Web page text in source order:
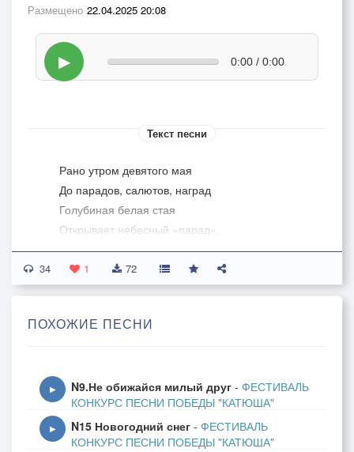
Размещено 22.04.2025 20:08
▶ 0:00 / 0:00
Текст песни
Рано утром девятого мая
До парадов, салютов, наград
Голубиная белая стая
Открывает небесный «парад».
Там встречаются воинов души,
Поднимая зари алый стяг,
О последних боях за Рейхстаг.
И правнуки отправились служить,
Десятки лет со Дня Победы пролетели,
Но мы Победой будем дорожить!
34 1 72
ПОХОЖИЕ ПЕСНИ
▶ N9.Не обижайся милый друг - ФЕСТИВАЛЬ
КОНКУРС ПЕСНИ ПОБЕДЫ "КАТЮША"
▶ N15 Новогодний снег - ФЕСТИВАЛЬ
КОНКУРС ПЕСНИ ПОБЕДЫ "КАТЮША"